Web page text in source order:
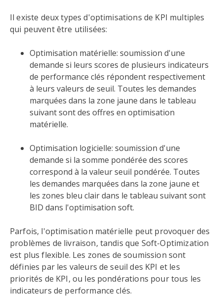
Il existe deux types d'optimisations de KPI multiples
qui peuvent être utilisées:
Optimisation matérielle: soumission d'une
demande si leurs scores de plusieurs indicateurs
de performance clés répondent respectivement
à leurs valeurs de seuil. Toutes les demandes
marquées dans la zone jaune dans le tableau
suivant sont des offres en optimisation
matérielle.
Optimisation logicielle: soumission d'une
demande si la somme pondérée des scores
correspond à la valeur seuil pondérée. Toutes
les demandes marquées dans la zone jaune et
les zones bleu clair dans le tableau suivant sont
BID dans l'optimisation soft.
Parfois, l'optimisation matérielle peut provoquer des
problèmes de livraison, tandis que Soft-Optimization
est plus flexible. Les zones de soumission sont
définies par les valeurs de seuil des KPI et les
priorités de KPI, ou les pondérations pour tous les
indicateurs de performance clés.